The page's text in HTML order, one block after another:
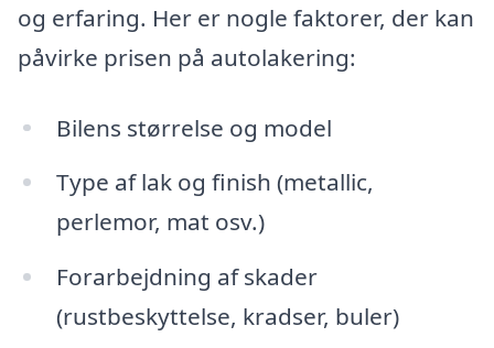
og erfaring. Her er nogle faktorer, der kan
påvirke prisen på autolakering:
Bilens størrelse og model
Type af lak og finish (metallic,
perlemor, mat osv.)
Forarbejdning af skader
(rustbeskyttelse, kradser, buler)